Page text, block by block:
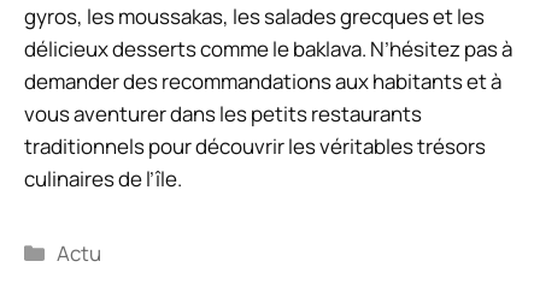
gyros, les moussakas, les salades grecques et les
délicieux desserts comme le baklava. N’hésitez pas à
demander des recommandations aux habitants et à
vous aventurer dans les petits restaurants
traditionnels pour découvrir les véritables trésors
culinaires de l’île.
Catégories
Actu